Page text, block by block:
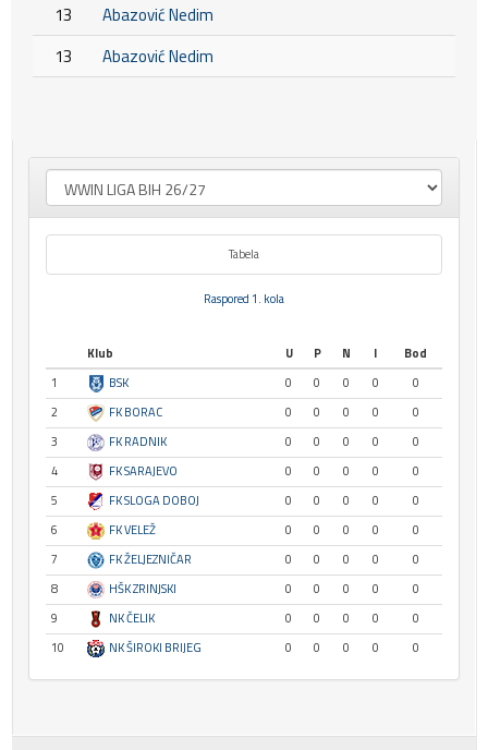
13
Abazović Nedim
13
Abazović Nedim
Tabela
Raspored 1. kola
Klub U P N I
Bod
1
BSK 0 0 0 0
0
2
FK BORAC 0 0 0 0
0
3
FK RADNIK 0 0 0 0
0
4
FK SARAJEVO 0 0 0 0
0
5
FK SLOGA DOBOJ 0 0 0 0
0
6
FK VELEŽ 0 0 0 0
0
7
FK ŽELJEZNIČAR 0 0 0 0
0
8
HŠK ZRINJSKI 0 0 0 0
0
9
NK ČELIK 0 0 0 0
0
10
NK ŠIROKI BRIJEG 0 0 0 0 0